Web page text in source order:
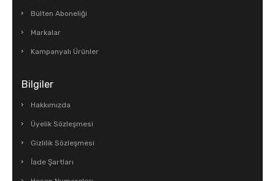
Bülten Aboneliği
Markalar
Kampanyalı Ürünler
Bilgiler
Hakkımızda
Üyelik Sözleşmesi
Gizlilik Sözleşmesi
İade Şartları